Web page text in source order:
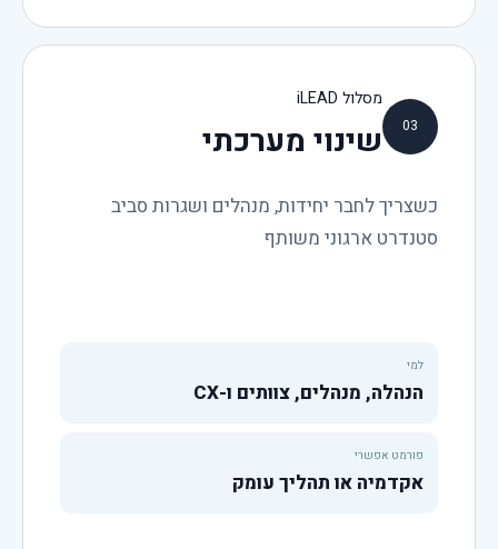
03
מסלול iLEAD
שינוי מערכתי
כשצריך לחבר יחידות, מנהלים ושגרות סביב
סטנדרט ארגוני משותף
למי
הנהלה, מנהלים, צוותים ו-CX
פורמט אפשרי
אקדמיה או תהליך עומק